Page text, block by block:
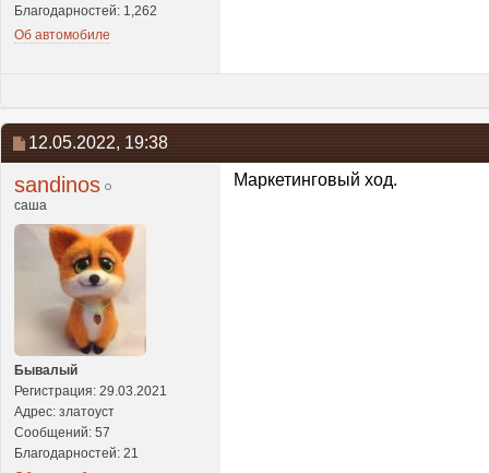
Благодарностей: 1,262
Об автомобиле
12.05.2022, 19:38
sandinos
саша
Бывалый
Регистрация: 29.03.2021
Адрес: златоуст
Сообщений: 57
Благодарностей: 21
Маркетинговый ход.